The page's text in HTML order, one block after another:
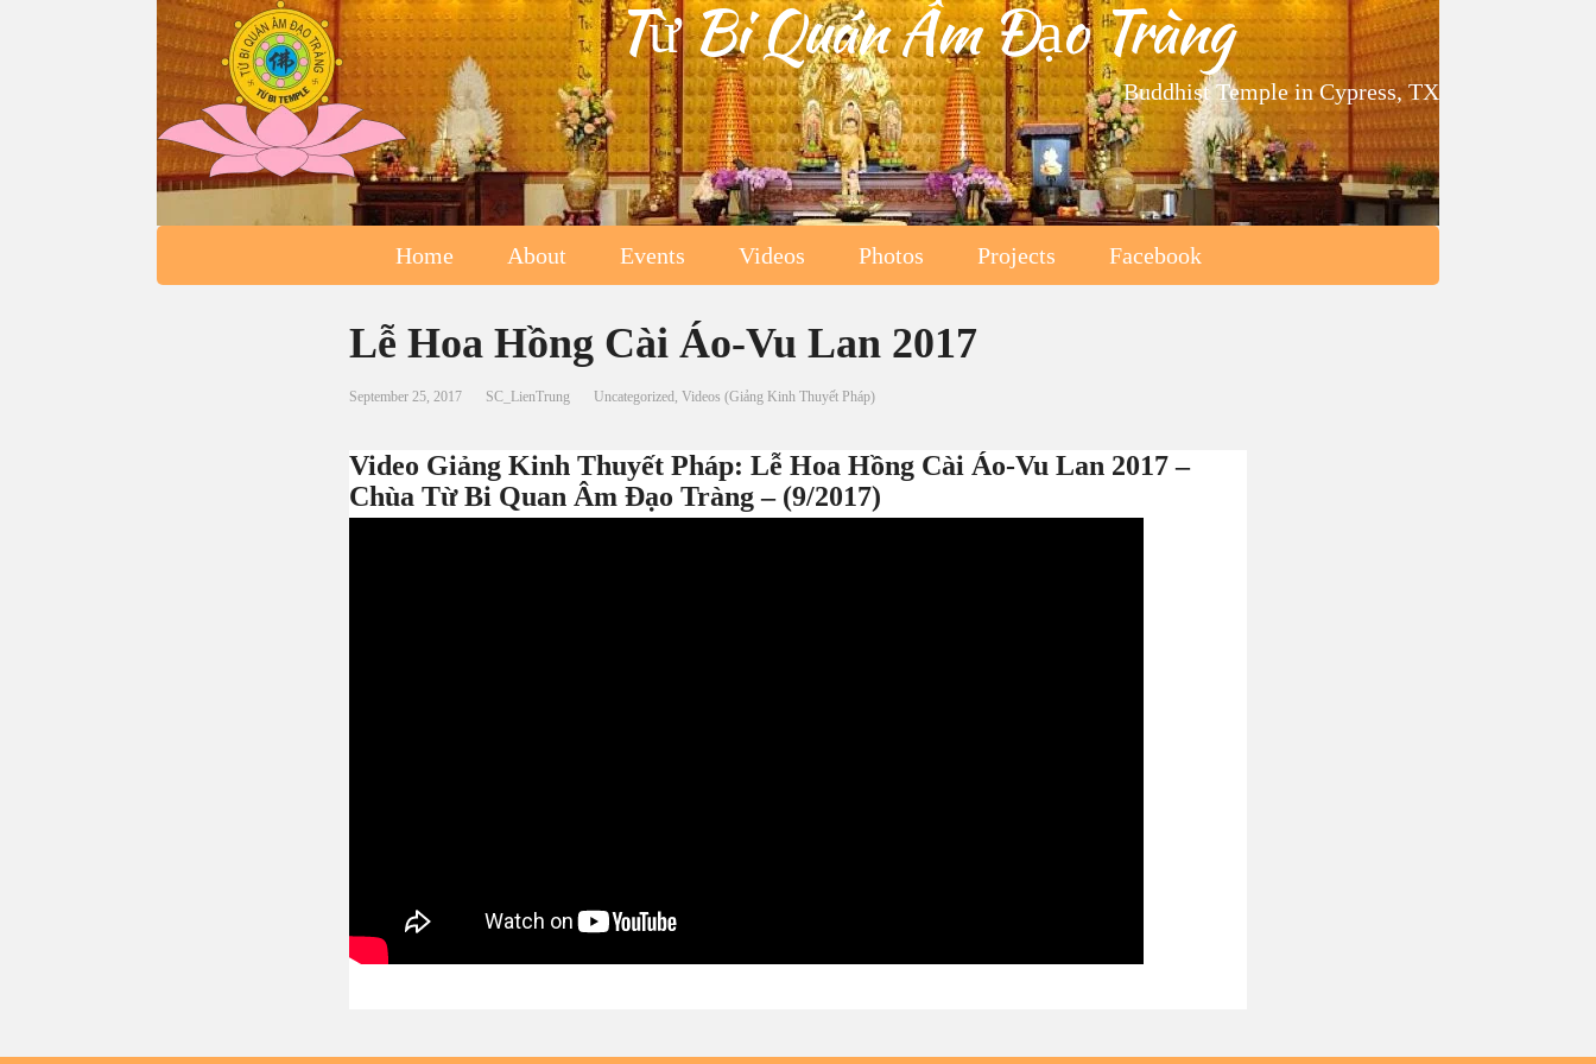
Từ Bi Quán Âm Đạo Tràng
Buddhist Temple in Cypress, TX
Home About Events Videos Photos Projects Facebook
Lễ Hoa Hồng Cài Áo-Vu Lan 2017
September 25, 2017 SC_LienTrung Uncategorized, Videos (Giảng Kinh Thuyết Pháp)
Video Giảng Kinh Thuyết Pháp: Lễ Hoa Hồng Cài Áo-Vu Lan 2017 –
Chùa Từ Bi Quan Âm Đạo Tràng – (9/2017)